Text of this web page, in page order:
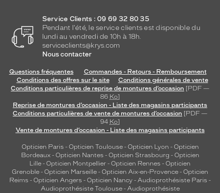
Service Clients : 09 69 32 80 35
Pendant l'été, le service clients est disponible du
lundi au vendredi de 10h à 18h.
serviceclients@krys.com
Nous contacter
Questions fréquentes
Commandes - Retours - Remboursement
Conditions des offres sur le site
Conditions générales de vente
Conditions particulières de reprise de montures d’occasion [PDF —
86 Ko]
Reprise de montures d’occasion - Liste des magasins participants
Conditions particulières de vente de montures d’occasion [PDF —
94 Ko]
Vente de montures d’occasion - Liste des magasins participants
Opticien Paris - Opticien Toulouse- Opticien Lyon - Opticien
Bordeaux- Opticien Nantes - Opticien Strasbourg - Opticien
Lille - Opticien Montpellier - Opticien Rennes - Opticien
Grenoble - Opticien Marseille - Opticien Aix-en-Provence - Opticien
Reims - Opticien Angers - Opticien Nancy - Audioprothésiste Paris -
Audioprothésiste Toulouse- Audioprothésiste